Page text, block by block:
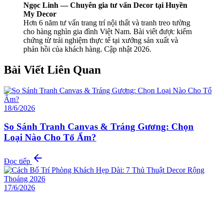
Ngọc Linh — Chuyên gia tư vấn Decor tại Huyền
My Decor
Hơn 6 năm tư vấn trang trí nội thất và tranh treo tường
cho hàng nghìn gia đình Việt Nam. Bài viết được kiểm
chứng từ trải nghiệm thực tế tại xưởng sản xuất và
phản hồi của khách hàng. Cập nhật 2026.
Bài Viết Liên Quan
18/6/2026
So Sánh Tranh Canvas & Tráng Gương: Chọn
Loại Nào Cho Tổ Ấm?
Đọc tiếp
17/6/2026